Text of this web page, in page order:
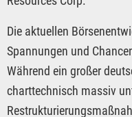
Die aktuellen
Spannungen und
Während ein großer
charttechnisch massiv